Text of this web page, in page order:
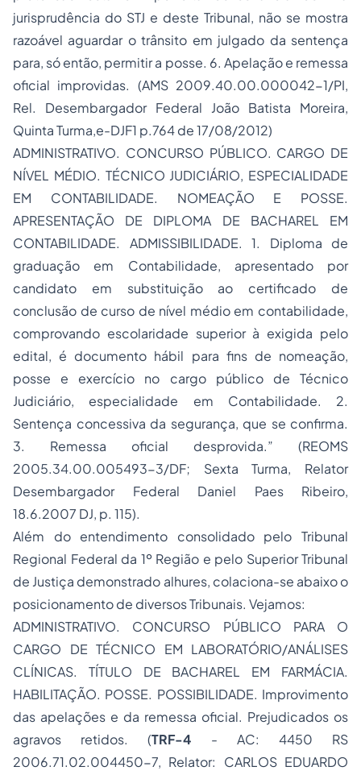
jurisprudência do STJ e deste Tribunal, não se mostra
razoável aguardar o trânsito em julgado da sentença
para, só então, permitir a posse. 6. Apelação e remessa
oficial improvidas. (AMS 2009.40.00.000042-1/PI,
Rel. Desembargador Federal João Batista Moreira,
Quinta Turma,e-DJF1 p.764 de 17/08/2012)
ADMINISTRATIVO. CONCURSO PÚBLICO. CARGO DE
NÍVEL MÉDIO. TÉCNICO JUDICIÁRIO, ESPECIALIDADE
EM CONTABILIDADE. NOMEAÇÃO E POSSE.
APRESENTAÇÃO DE DIPLOMA DE BACHAREL EM
CONTABILIDADE. ADMISSIBILIDADE. 1. Diploma de
graduação em Contabilidade, apresentado por
candidato em substituição ao certificado de
conclusão de curso de nível médio em contabilidade,
comprovando escolaridade superior à exigida pelo
edital, é documento hábil para fins de nomeação,
posse e exercício no cargo público de Técnico
Judiciário, especialidade em Contabilidade. 2.
Sentença concessiva da segurança, que se confirma.
3. Remessa oficial desprovida.” (REOMS
2005.34.00.005493-3/DF; Sexta Turma, Relator
Desembargador Federal Daniel Paes Ribeiro,
18.6.2007 DJ, p. 115).
Além do entendimento consolidado pelo Tribunal
Regional Federal da 1º Região e pelo Superior Tribunal
de Justiça demonstrado alhures, colaciona-se abaixo o
posicionamento de diversos Tribunais. Vejamos:
ADMINISTRATIVO. CONCURSO PÚBLICO PARA O
CARGO DE TÉCNICO EM LABORATÓRIO/ANÁLISES
CLÍNICAS. TÍTULO DE BACHAREL EM FARMÁCIA.
HABILITAÇÃO. POSSE. POSSIBILIDADE. Improvimento
das apelações e da remessa oficial. Prejudicados os
agravos retidos. (TRF-4 - AC: 4450 RS
2006.71.02.004450-7, Relator: CARLOS EDUARDO